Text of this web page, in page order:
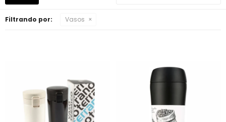
Filtrando por: Vasos